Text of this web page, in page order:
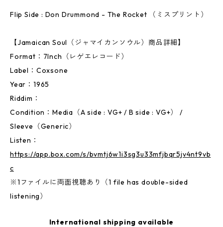
Flip Side : Don Drummond - The Rocket （ミスプリント）
【Jamaican Soul（ジャマイカンソウル）商品詳細】
Format：7Inch（レゲエレコード）
Label：Coxsone
Year：1965
Riddim：
Condition：Media（A side : VG+ / B side : VG+） /
Sleeve（Generic）
Listen：
https://app.box.com/s/bvmtj6w1i3sg3u33mfjbqr5jv4nt9vb
c
※1ファイルに両面視聴あり（1 file has double-sided
listening）
International shipping available